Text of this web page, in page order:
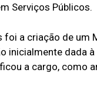
Serviços Públicos.
foi a criação de um
inicialmente dada
a cargo, como